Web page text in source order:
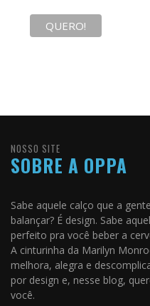
NOSSO SITE
SOBRE A OPPA
Sabe aquele calço que a
balançar? É design. Sabe
perfeito pra você beber a
A cinturinha da Marilyn
melhora, alegra e
por design e, nesse blog,
você.